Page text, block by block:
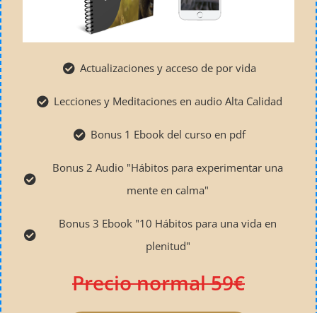
Actualizaciones y acceso de por vida
Lecciones y Meditaciones en audio Alta Calidad
Bonus 1 Ebook del curso en pdf
Bonus 2 Audio "Hábitos para experimentar una
mente en calma"
Bonus 3 Ebook "10 Hábitos para una vida en
plenitud"
Precio normal 59€